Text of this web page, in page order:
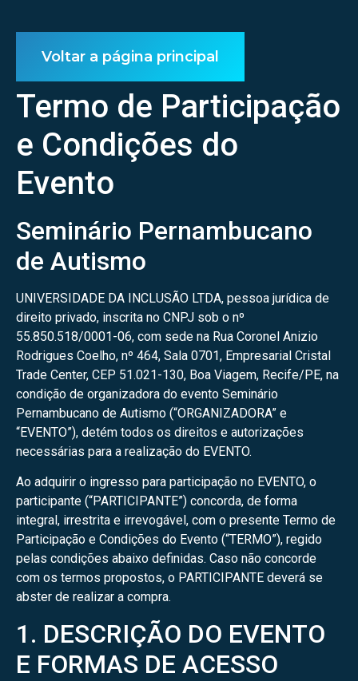
Voltar a página principal
Termo de Participação
e Condições do
Evento
Seminário Pernambucano
de Autismo
UNIVERSIDADE DA INCLUSÃO LTDA, pessoa jurídica de
direito privado, inscrita no CNPJ sob o nº
55.850.518/0001-06, com sede na Rua Coronel Anizio
Rodrigues Coelho, nº 464, Sala 0701, Empresarial Cristal
Trade Center, CEP 51.021-130, Boa Viagem, Recife/PE, na
condição de organizadora do evento Seminário
Pernambucano de Autismo (“ORGANIZADORA” e
“EVENTO”), detém todos os direitos e autorizações
necessárias para a realização do EVENTO.
Ao adquirir o ingresso para participação no EVENTO, o
participante (“PARTICIPANTE”) concorda, de forma
integral, irrestrita e irrevogável, com o presente Termo de
Participação e Condições do Evento (“TERMO”), regido
pelas condições abaixo definidas. Caso não concorde
com os termos propostos, o PARTICIPANTE deverá se
abster de realizar a compra.
1. DESCRIÇÃO DO EVENTO
E FORMAS DE ACESSO